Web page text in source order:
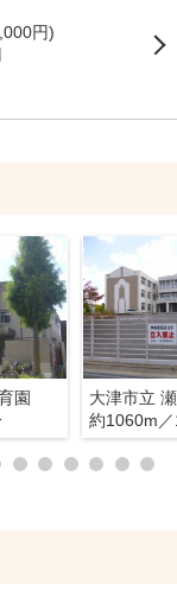
円)
園
大津市立
約1060m